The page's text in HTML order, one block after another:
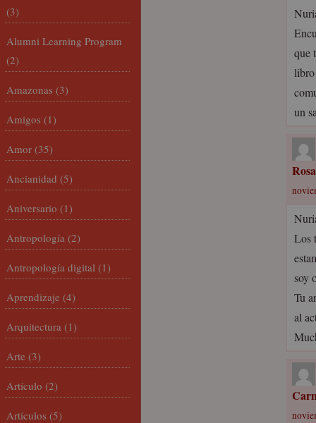
que
libro
un
Rosa
Los
soy
Tu
al
(3)
Alumni Learning Program
(2)
Amazonas (3)
Amigos (1)
Amor (35)
Ancianidad (5)
Aniversario (1)
Antropología (2)
Antropología digital (1)
Aprendizaje (4)
Arquitectura (1)
Arte (3)
Artículo (2)
Artículos (5)